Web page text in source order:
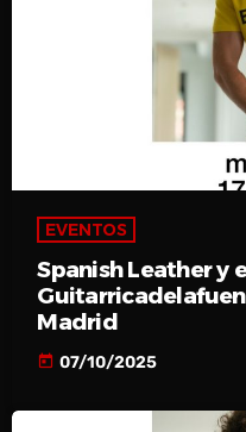
EVENTOS
Spanish Leather y
Madrid
today 07/10/2025